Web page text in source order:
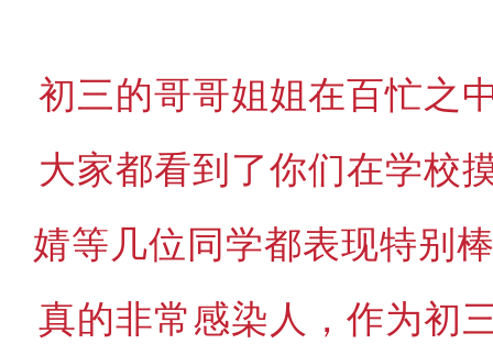
初三的哥哥姐姐在百忙之
大家都看到了你们在学校
婧等几位同学都表现特别
真的非常感染人，作为初